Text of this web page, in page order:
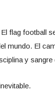
flag football
mundo. El
y